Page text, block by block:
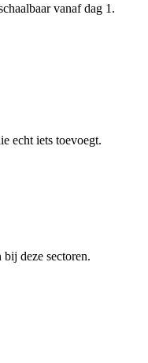
vanaf dag 1.
echt iets toevoegt.
deze sectoren.